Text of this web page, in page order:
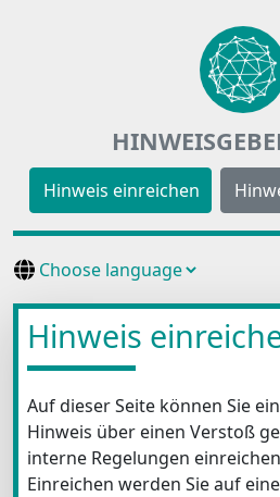
Hinweis einreichen
Hinweis
Auf dieser Seite können Sie
Hinweis über einen Verstoß
interne Regelungen
Einreichen werden Sie auf